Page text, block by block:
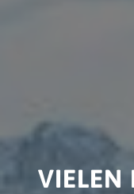
VIELEN